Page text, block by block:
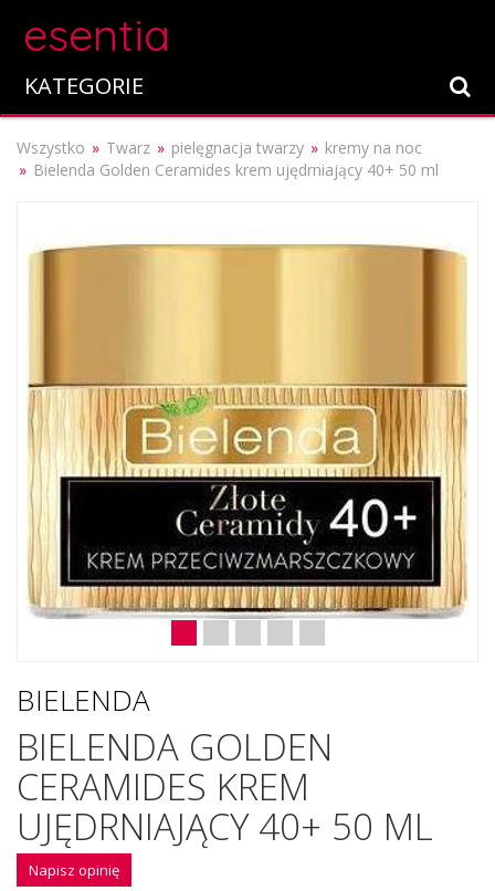
esentia
KATEGORIE
Wszystko Twarz pielęgnacja twarzy
kremy na noc
Bielenda Golden Ceramides krem ujędrniający 40+ 50 ml
BIELENDA
BIELENDA GOLDEN
CERAMIDES KREM
UJĘDRNIAJĄCY 40+ 50 ML
Napisz opinię